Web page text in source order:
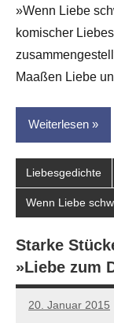
Leitner
»Wenn Liebe
komischer
Maaßen Liebe
Weiterlesen
Liebesgedichte
Wenn Liebe
Starke
»Liebe zum
20. Januar 2015
Anton